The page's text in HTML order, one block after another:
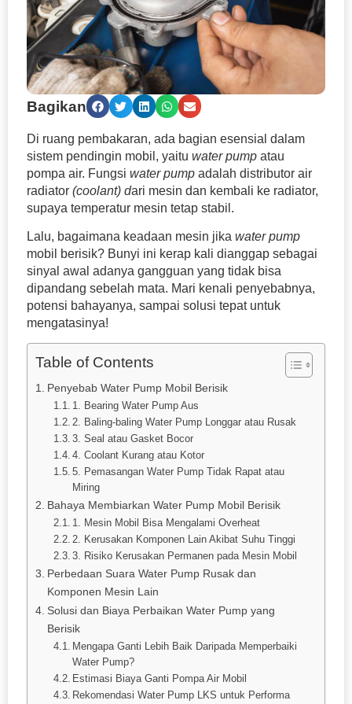
Bagikan
Di ruang pembakaran, ada bagian esensial dalam
sistem pendingin mobil, yaitu water pump atau
pompa air. Fungsi water pump adalah distributor air
radiator (coolant) dari mesin dan kembali ke radiator,
supaya temperatur mesin tetap stabil.
Lalu, bagaimana keadaan mesin jika water pump
mobil berisik? Bunyi ini kerap kali dianggap sebagai
sinyal awal adanya gangguan yang tidak bisa
dipandang sebelah mata. Mari kenali penyebabnya,
potensi bahayanya, sampai solusi tepat untuk
mengatasinya!
Table of Contents
Penyebab Water Pump Mobil Berisik
1. Bearing Water Pump Aus
2. Baling-baling Water Pump Longgar atau Rusak
3. Seal atau Gasket Bocor
4. Coolant Kurang atau Kotor
5. Pemasangan Water Pump Tidak Rapat atau
Miring
Bahaya Membiarkan Water Pump Mobil Berisik
1. Mesin Mobil Bisa Mengalami Overheat
2. Kerusakan Komponen Lain Akibat Suhu Tinggi
3. Risiko Kerusakan Permanen pada Mesin Mobil
Perbedaan Suara Water Pump Rusak dan
Komponen Mesin Lain
Solusi dan Biaya Perbaikan Water Pump yang
Berisik
Mengapa Ganti Lebih Baik Daripada Memperbaiki
Water Pump?
Estimasi Biaya Ganti Pompa Air Mobil
Rekomendasi Water Pump LKS untuk Performa